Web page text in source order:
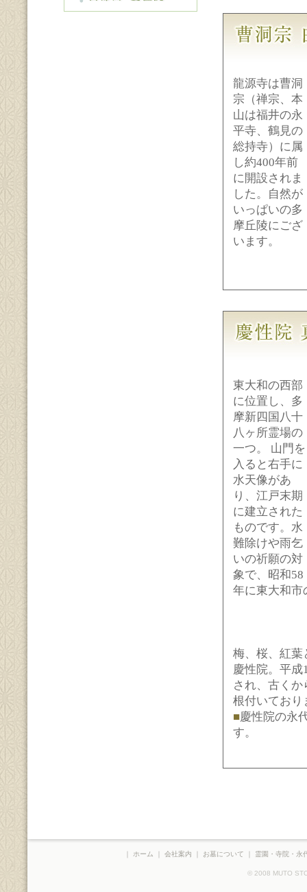
龍源寺は曹洞
宗（禅宗、本
山は福井の永
平寺、鶴見の
総持寺）に属
し約400年前
に開設されま
した。自然が
いっぱいの多
摩丘陵にござ
います。
東大和の西部
に位置し、多
摩新四国八十
八ヶ所霊場の
一つ。 山門を
入ると右手に
水天像があ
り、江戸末期
に建立された
ものです。水
難除けや雨乞
いの祈願の対
象で、昭和58
年に東大和市
梅、桜、紅葉
慶性院。平
され、古く
根付いており
■慶性院の永
す。
ホーム 会社案内 お墓について 霊園・寺院・永
© 2008 MUTO